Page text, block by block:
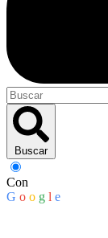
Buscar
Con
G o o g l e